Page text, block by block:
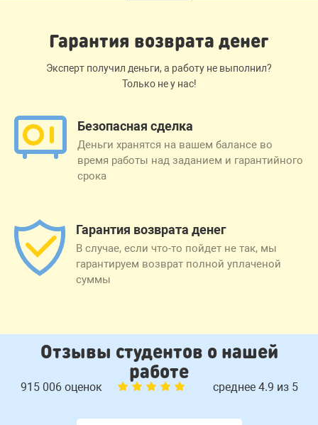
Гарантия возврата денег
Эксперт получил деньги, а работу не выполнил?
Только не у нас!
Безопасная сделка
Деньги хранятся на вашем балансе во
время работы над заданием и гарантийного
срока
Гарантия возврата денег
В случае, если что-то пойдет не так, мы
гарантируем возврат полной уплаченой
суммы
Отзывы студентов о нашей
работе
915 006 оценок среднее 4.9 из 5